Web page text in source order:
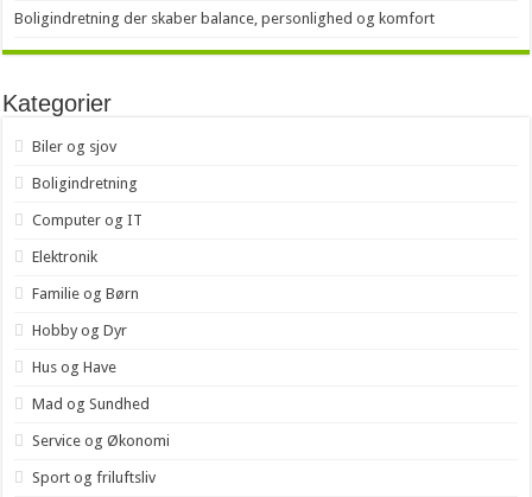
Boligindretning der skaber balance, personlighed og komfort
Kategorier
Biler og sjov
Boligindretning
Computer og IT
Elektronik
Familie og Børn
Hobby og Dyr
Hus og Have
Mad og Sundhed
Service og Økonomi
Sport og friluftsliv